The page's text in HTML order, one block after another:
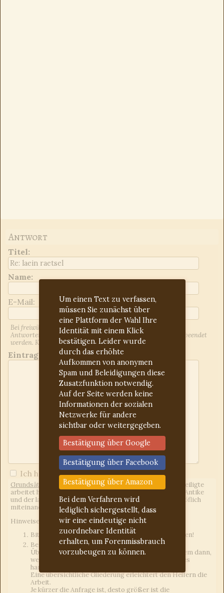
Um einen Text zu verfassen,
müssen Sie zunächst über
eine Plattform der Wahl Ihre
Identität mit einem Klick
bestätigen. Leider wurde
durch das erhöhte
Aufkommen von anonymen
Spam und Beleidigungen diese
Zusatzfunktion notwendig.
Auf der Seite werden keine
Informationen der sozialen
Netzwerke für andere
sichtbar oder weitergegeben.
Bestätigung über Google
Bestätigung über Facebook
Bestätigung über Amazon
Bei dem Verfahren wird
lediglich sichergestellt, dass
wir eine eindeutige nicht
zuordnebare Identität
erhalten, um Forenmissbrauch
vorzubeugen zu können.
Antwort
Titel:
Name:
E-Mail:
Bei freiwilliger Angabe der E-Mail-Adresse werden Sie über
Antworten auf Ihren Beitrag informiert. Dies kann jederzeit beendet
werden. Kontrollieren Sie ggf. den Spam-Ordner.
Eintrag:
Ich habe dieForumregelngelesen
Grundsätzliches:
Wir sind ein freies Forum, d.h. jeder Beteiligte
arbeitet hier unentgeltlich. Uns eint das Interesse an der Antike
und der lateinischen Sprache. Wir gehen freundlich und höflich
miteinander um.
Hinweise an die Fragesteller:
Bitte für jedes Anliegen einen neuen Beitrag erstellen!
Bei Latein-Deutsch-Übersetzungen einen eigenen
Übersetzungsversuch mit angeben. Das gilt vor allem dann,
wenn es sich um Hausaufgaben oder Vergleichbares
handelt.
Eine übersichtliche Gliederung erleichtert den Helfern die
Arbeit.
Je kürzer die Anfrage ist, desto größer ist die